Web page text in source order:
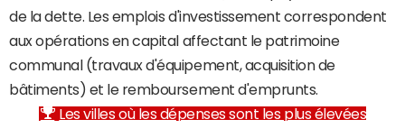
de la dette. Les emplois d'investissement correspondent
aux opérations en capital affectant le patrimoine
communal (travaux d'équipement, acquisition de
bâtiments) et le remboursement d'emprunts.
Les villes où les dépenses sont les plus élevées